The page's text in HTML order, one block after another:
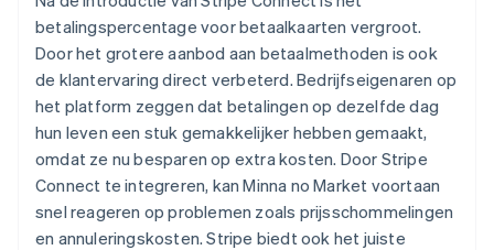
betalingspercentage voor betaalkaarten vergroot.
Door het grotere aanbod aan betaalmethoden is ook
de klantervaring direct verbeterd. Bedrijfseigenaren op
het platform zeggen dat betalingen op dezelfde dag
hun leven een stuk gemakkelijker hebben gemaakt,
omdat ze nu besparen op extra kosten. Door Stripe
Connect te integreren, kan Minna no Market voortaan
snel reageren op problemen zoals prijsschommelingen
en annuleringskosten. Stripe biedt ook het juiste